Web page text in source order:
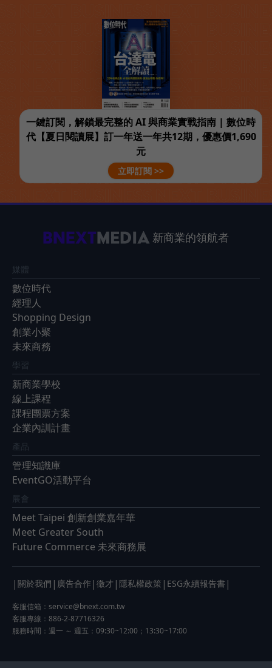
一鍵訂閱，解鎖最完整的 AI 與商業實戰指南 | 數位時
代【夏日閱讀展】訂一年送一年共12期，優惠價1,690
元
立即訂閱 >>
新商業的領航者
媒體
數位時代
經理人
Shopping Design
創業小聚
未來商務
學習
新商業學校
線上課程
課程團票方案
企業內訓計畫
產品
管理知識庫
EventGO活動平台
展會
Meet Taipei 創新創業嘉年華
Meet Greater South
Future Commerce 未來商務展
| 關於我們 | 廣告合作 | 徵才 | 隱私權政策 | ESG永續報告書 |
客服信箱： service@bnext.com.tw
客服專線：886-2-87716326
服務時間：週一 ～ 週五：09:30~12:00；13:30~17:00